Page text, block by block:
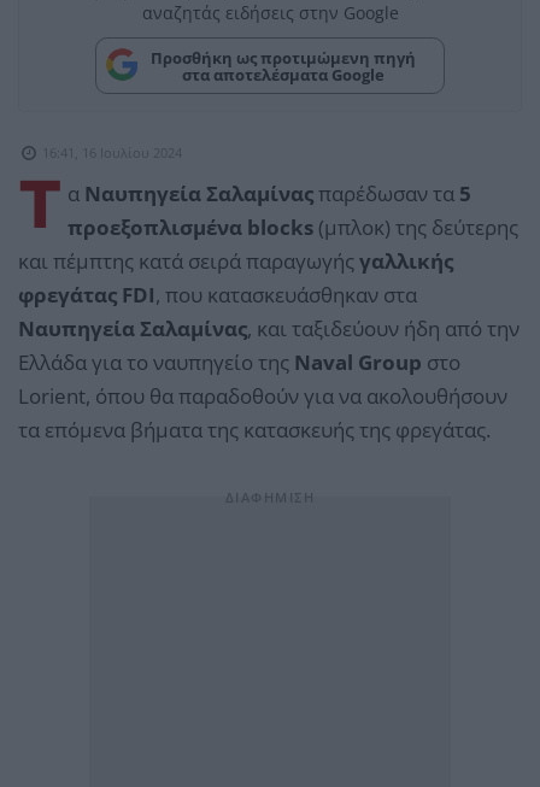
αναζητάς ειδήσεις στην Google
Προσθήκη ως προτιμώμενη πηγή
στα αποτελέσματα Google
16:41, 16 Ιουλίου 2024
T α Ναυπηγεία Σαλαμίναςπαρέδωσαν τα 5
προεξοπλισμένα blocks (μπλοκ) της δεύτερης
και πέμπτης κατά σειρά παραγωγής γαλλικής
φρεγάτας FDI, που κατασκευάσθηκαν στα
Ναυπηγεία Σαλαμίνας, και ταξιδεύουν ήδη από την
Ελλάδα για το ναυπηγείο της Naval Group στο
Lorient, όπου θα παραδοθούν για να ακολουθήσουν
τα επόμενα βήματα της κατασκευής της φρεγάτας.